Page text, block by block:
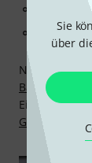
Sie
über
per
unter
Natürlich
Back-Garantie
Einkaufen.
Garantie